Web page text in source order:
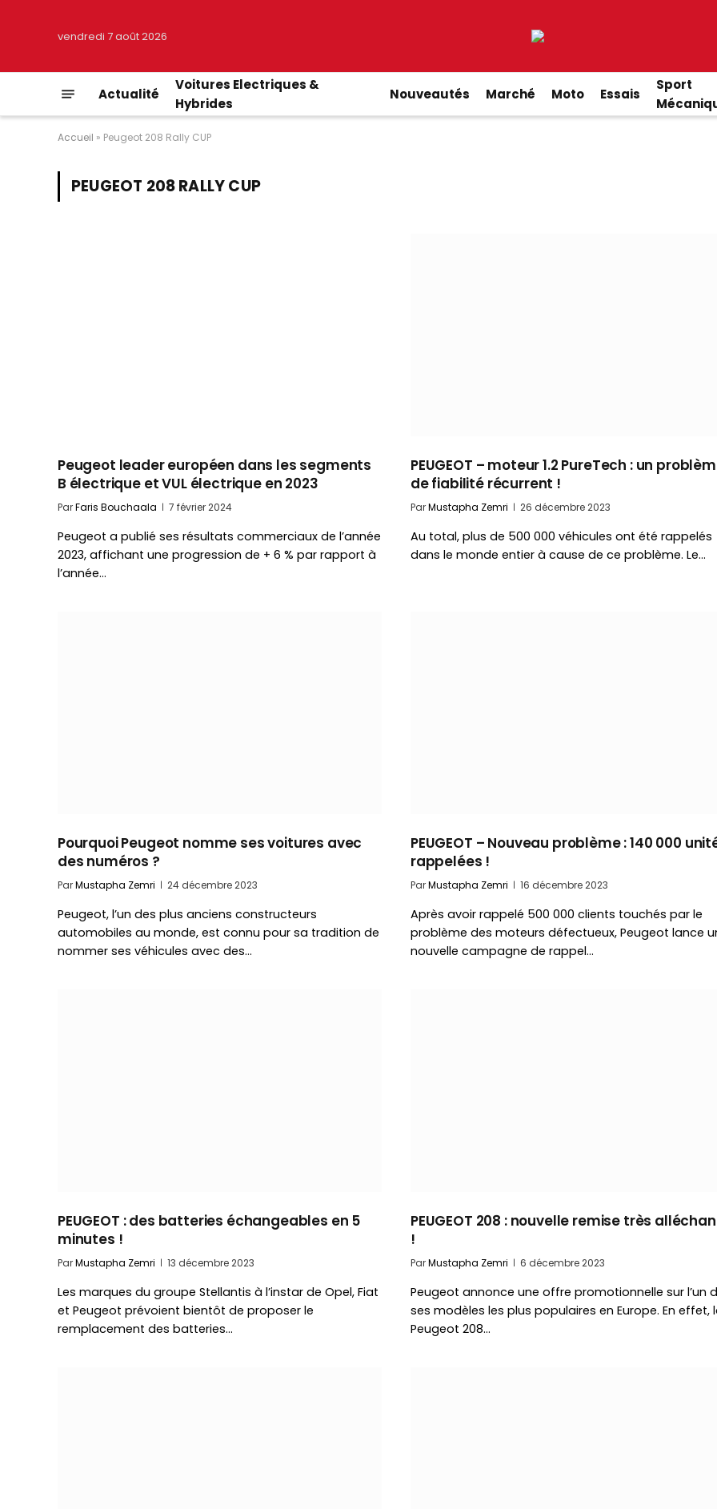
vendredi 7 août 2026
Actualité
Voitures Electriques &
Hybrides
Nouveautés Marché Moto Essais
Sport
Accueil » Peugeot 208 Rally CUP
PEUGEOT 208 RALLY CUP
Peugeot leader européen dans les segments
B électrique et VUL électrique en 2023
ParFaris Bouchaala 7 février 2024
Peugeot a publié ses résultats commerciaux de l’année
2023, affichant une progression de + 6 % par rapport à
l’année…
PEUGEOT – moteur 1.2 PureTech : un
de fiabilité récurrent !
ParMustapha Zemri 26 décembre 2023
Au total, plus de 500 000 véhicules ont été rappelés
dans le monde entier à cause de ce problème. Le…
Pourquoi Peugeot nomme ses voitures avec
des numéros ?
ParMustapha Zemri 24 décembre 2023
Peugeot, l’un des plus anciens constructeurs
automobiles au monde, est connu pour sa tradition de
nommer ses véhicules avec des…
PEUGEOT – Nouveau problème : 140 000
rappelées !
ParMustapha Zemri 16 décembre 2023
Après avoir rappelé 500 000 clients touchés par le
problème des moteurs défectueux, Peugeot lance
nouvelle campagne de rappel…
PEUGEOT : des batteries échangeables en 5
minutes !
ParMustapha Zemri 13 décembre 2023
Les marques du groupe Stellantis à l’instar de Opel, Fiat
et Peugeot prévoient bientôt de proposer le
remplacement des batteries…
PEUGEOT 208 : nouvelle remise très
!
ParMustapha Zemri 6 décembre 2023
Peugeot annonce une offre promotionnelle sur l’un
ses modèles les plus populaires en Europe. En effet,
Peugeot 208…